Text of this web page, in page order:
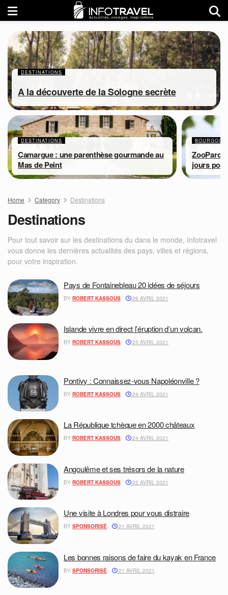
DESTINATIONS
A la découverte de la Sologne secrète
DESTINATIONS
Camargue : une parenthèse gourmande au
Mas de Peint
ZooParc
jours
Home Category Destinations
Destinations
Pour tout savoir sur les destinations du dans le monde, Infotravel
vous donne les dernières actualités des pays, villes et régions,
pour votre inspiration.
Pays de Fontainebleau 20 idées de séjours
BY ROBERT KASSOUS 26 AVRIL 2021
Islande vivre en direct l’éruption d’un volcan.
BY ROBERT KASSOUS 25 AVRIL 2021
Pontivy : Connaissez-vous Napoléonville ?
BY ROBERT KASSOUS 24 AVRIL 2021
La République tchèque en 2000 châteaux
BY ROBERT KASSOUS 24 AVRIL 2021
Angoulême et ses trésors de la nature
BY ROBERT KASSOUS 22 AVRIL 2021
Une visite à Londres pour vous distraire
BY SPONSORISÉ 21 AVRIL 2021
Les bonnes raisons de faire du kayak en France
BY SPONSORISÉ 21 AVRIL 2021